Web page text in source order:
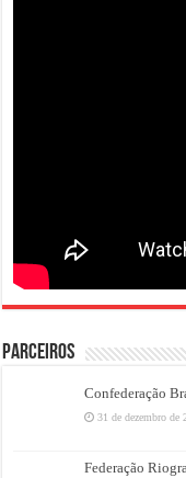
PARCEIROS
Confederação
31 de dezembro de
Federação